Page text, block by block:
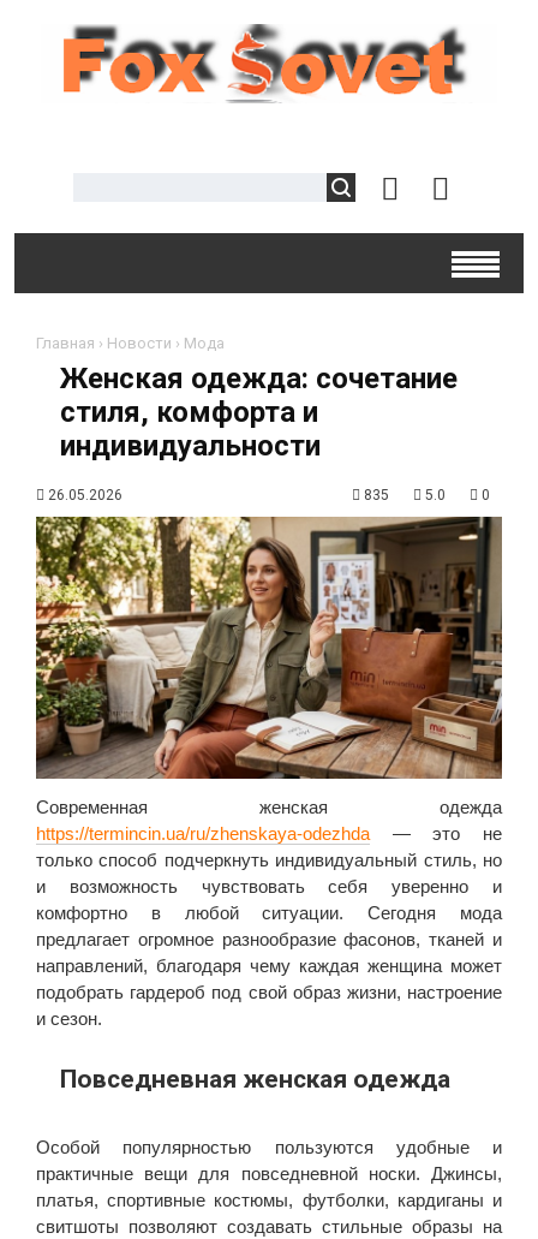
Главная › Новости › Мода
Женская одежда: сочетание
стиля, комфорта и
индивидуальности
26.05.2026 835 5.0 0
Современная женская одежда
https://termincin.ua/ru/zhenskaya-odezhda — это не
только способ подчеркнуть индивидуальный стиль, но
и возможность чувствовать себя уверенно и
комфортно в любой ситуации. Сегодня мода
предлагает огромное разнообразие фасонов, тканей и
направлений, благодаря чему каждая женщина может
подобрать гардероб под свой образ жизни, настроение
и сезон.
Повседневная женская одежда
Особой популярностью пользуются удобные и
практичные вещи для повседневной носки. Джинсы,
платья, спортивные костюмы, футболки, кардиганы и
свитшоты позволяют создавать стильные образы на